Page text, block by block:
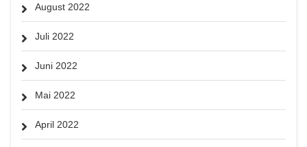
August 2022
Juli 2022
Juni 2022
Mai 2022
April 2022